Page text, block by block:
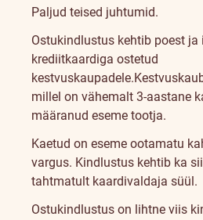
Paljud teised juhtumid.
Ostukindlustus kehtib poest ja
krediitkaardiga ostetud
kestvuskaupadele.
millel on vähemalt 3-aastane
määranud eseme tootja.
Kaetud on eseme ootamatu
vargus. Kindlustus kehtib ka
tahtmatult kaardivaldaja süül.
Ostukindlustus on lihtne viis